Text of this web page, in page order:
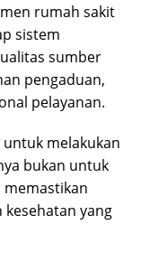
rumah sakit
sistem
sumber
pengaduan,
pelayanan.
melakukan
bukan untuk
memastikan
yang